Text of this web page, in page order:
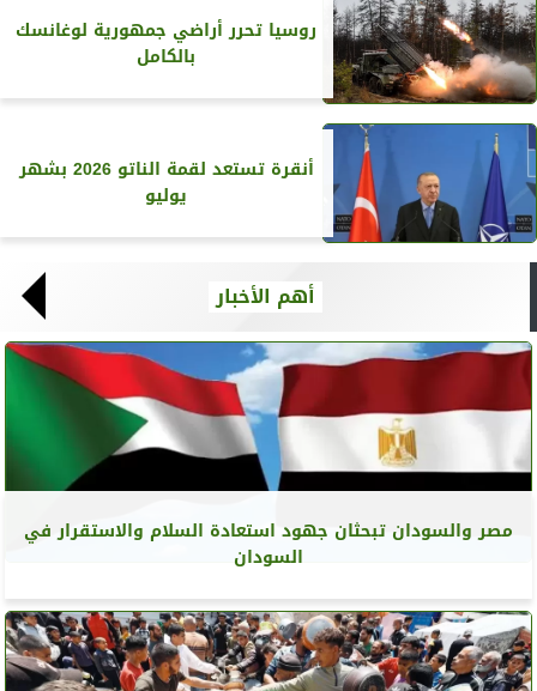
روسيا تحرر أراضي جمهورية لوغانسك
بالكامل
أنقرة تستعد لقمة الناتو 2026 بشهر
يوليو
أهم الأخبار
مصر والسودان تبحثان جهود استعادة السلام والاستقرار في
السودان